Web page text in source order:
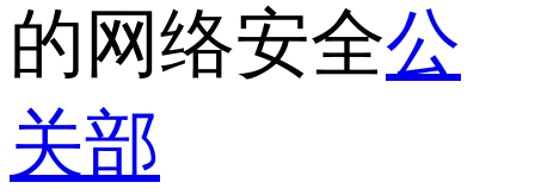
的网络安全公
关部